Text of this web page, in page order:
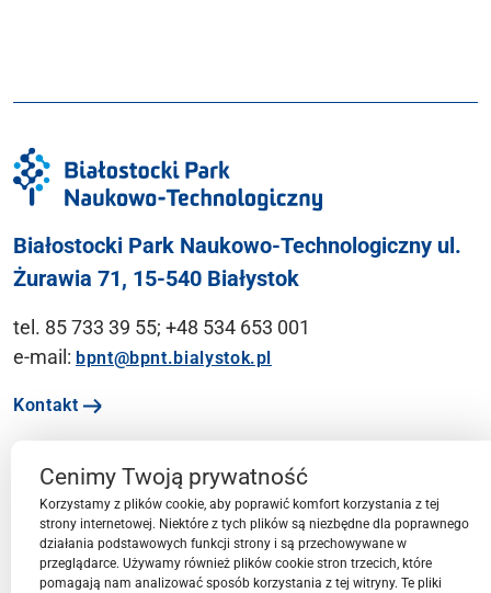
Białostocki Park Naukowo-Technologiczny ul.
Żurawia 71, 15-540 Białystok
tel. 85 733 39 55; +48 534 653 001
e-mail: bpnt@bpnt.bialystok.pl
Kontakt
Ważne linki
Menu
Cenimy Twoją prywatność
Korzystamy z plików cookie, aby poprawić komfort korzystania z tej
strony internetowej. Niektóre z tych plików są niezbędne dla poprawnego
działania podstawowych funkcji strony i są przechowywane w
przeglądarce. Używamy również plików cookie stron trzecich, które
pomagają nam analizować sposób korzystania z tej witryny. Te pliki